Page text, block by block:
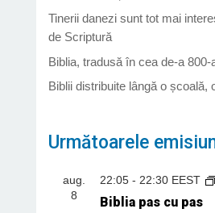
Tinerii danezi sunt tot mai
de Scriptură
Biblia, tradusă în cea de-a 800-
Biblii distribuite lângă o școală,
Următoarele
aug.
8
22:05- 22:30 EEST
Biblia pas cu pas